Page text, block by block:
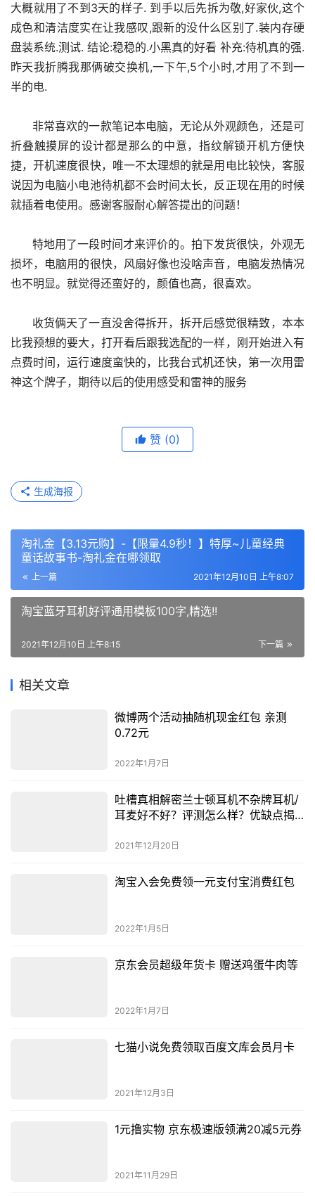
大概就用了不到3天的样子. 到手以后先拆为敬,好家伙,这个
成色和清洁度实在让我感叹,跟新的没什么区别了.装内存硬
盘装系统.测试. 结论:稳稳的.小黑真的好看 补充:待机真的强.
昨天我折腾我那俩破交换机,一下午,5个小时,才用了不到一
半的电.
折叠触摸屏的设计都是那么的中意，指纹解锁开机方便快
捷，开机速度很快，唯一不太理想的就是用电比较快，客服
说因为电脑小电池待机都不会时间太长，反正现在用的时候
就插着电使用。感谢客服耐心解答提出的问题！
损坏，电脑用的很快，风扇好像也没啥声音，电脑发热情况
也不明显。就觉得还蛮好的，颜值也高，很喜欢。
比我预想的要大，打开看后跟我选配的一样，刚开始进入有
点费时间，运行速度蛮快的，比我台式机还快，第一次用雷
神这个牌子，期待以后的使用感受和雷神的服务
赞 (0)
生成海报
淘礼金【3.13元购】-【限量4.9秒！】特厚~儿童经典
童话故事书-淘礼金在哪领取
上一篇 2021年12月10日 上午8:07
淘宝蓝牙耳机好评通用模板100字,精选!!
下一篇
2021年12月10日 上午8:15
相关文章
微博两个活动抽随机现金红包 亲测
0.72元
2022年1月7日
吐槽真相解密兰士顿耳机不杂牌耳机/
耳麦好不好？评测怎么样？优缺点揭
2021年12月20日
淘宝入会免费领一元支付宝消费红包
2022年1月5日
京东会员超级年货卡 赠送鸡蛋牛肉等
2022年1月7日
七猫小说免费领取百度文库会员月卡
2021年12月3日
1元撸实物 京东极速版领满20减5元券
2021年11月29日